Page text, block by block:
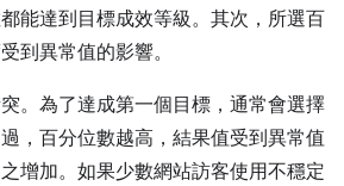
能達到目標成效等級。其次，所選百
到異常值的影響。
。為了達成第一個目標，通常會選擇
，百分位數越高，結果值受到異常值
增加。如果少數網站訪客使用不穩定